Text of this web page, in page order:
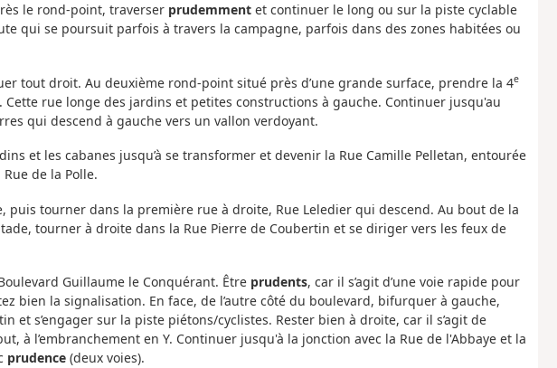
le rond-point, traverser prudemment et continuer le long ou sur la piste cyclable
qui se poursuit parfois à travers la campagne, parfois dans des zones habitées ou
tout droit. Au deuxième rond-point situé près d’une grande surface, prendre la 4e
Cette rue longe des jardins et petites constructions à gauche. Continuer jusqu'au
qui descend à gauche vers un vallon verdoyant.
et les cabanes jusqu’à se transformer et devenir la Rue Camille Pelletan, entourée
de la Polle.
puis tourner dans la première rue à droite, Rue Leledier qui descend. Au bout de la
tourner à droite dans la Rue Pierre de Coubertin et se diriger vers les feux de
Guillaume le Conquérant. Être prudents, car il s’agit d’une voie rapide pour
bien la signalisation. En face, de l’autre côté du boulevard, bifurquer à gauche,
et s’engager sur la piste piétons/cyclistes. Rester bien à droite, car il s’agit de
à l’embranchement en Y. Continuer jusqu'à la jonction avec la Rue de l'Abbaye et la
prudence(deux voies).